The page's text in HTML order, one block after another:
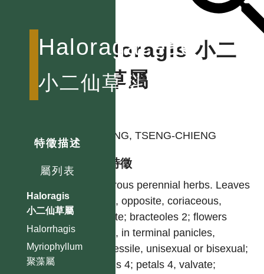
Haloragaceae
小二仙草科
特徵描述
屬列表
Haloragis
小二仙草屬
Halorrhagis
Myriophyllum
聚藻屬
Haloragis 小二
仙草屬
HUANG, TSENG-CHIENG
型態特徵
Glabrous perennial herbs. Leaves
small, opposite, coriaceous,
serrate; bracteoles 2; flowers
small, in terminal panicles,
subsessile, unisexual or bisexual;
sepals 4; petals 4, valvate;